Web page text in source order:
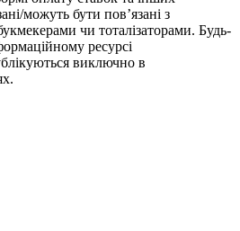
можуть бути пов’язані з
чи тоталізаторами. Будь-
ресурсі
виключно в